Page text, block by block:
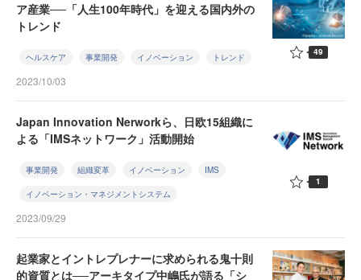
ア産業──「人生100年時代」を迎える国内外の
トレンド
ヘルスケア 事業開発 イノベーション トレンド
2023/10/03
49
Japan Innovation Nerworkら、日欧15組織に
よる「IMSネットワーク」活動開始
事業開発 組織変革 イノベーション IMS
イノベーション・マネジメントシステム
2023/09/29
1
起業家とイントレプレナーに求められる鬼十則
的資質とは──アーキタイプ中嶋氏が語る「シ